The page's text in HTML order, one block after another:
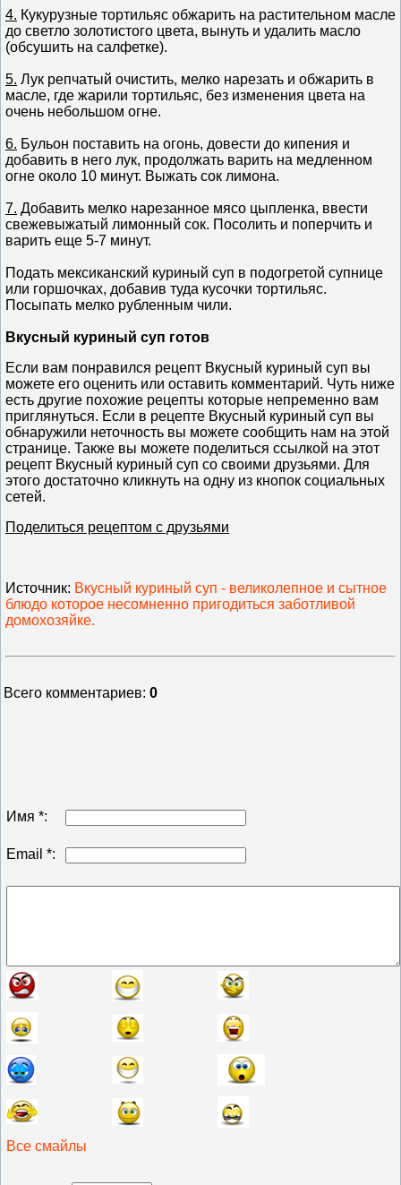
4. Кукурузные тортильяс обжарить на растительном масле
до светло золотистого цвета, вынуть и удалить масло
(обсушить на салфетке).
5. Лук репчатый очистить, мелко нарезать и обжарить в
масле, где жарили тортильяс, без изменения цвета на
очень небольшом огне.
6. Бульон поставить на огонь, довести до кипения и
добавить в него лук, продолжать варить на медленном
огне около 10 минут. Выжать сок лимона.
7. Добавить мелко нарезанное мясо цыпленка, ввести
свежевыжатый лимонный сок. Посолить и поперчить и
варить еще 5-7 минут.
Подать мексиканский куриный суп в подогретой супнице
или горшочках, добавив туда кусочки тортильяс.
Посыпать мелко рубленным чили.
Вкусный куриный суп готов
Если вам понравился рецепт Вкусный куриный суп вы
можете его оценить или оставить комментарий. Чуть ниже
есть другие похожие рецепты которые непременно вам
приглянуться. Если в рецепте Вкусный куриный суп вы
обнаружили неточность вы можете сообщить нам на этой
странице. Также вы можете поделиться ссылкой на этот
рецепт Вкусный куриный суп со своими друзьями. Для
этого достаточно кликнуть на одну из кнопок социальных
сетей.
Поделиться рецептом с друзьями
Источник: Вкусный куриный суп - великолепное и сытное
блюдо которое несомненно пригодиться заботливой
домохозяйке.
Всего комментариев: 0
Имя *:
Email *:
Все смайлы